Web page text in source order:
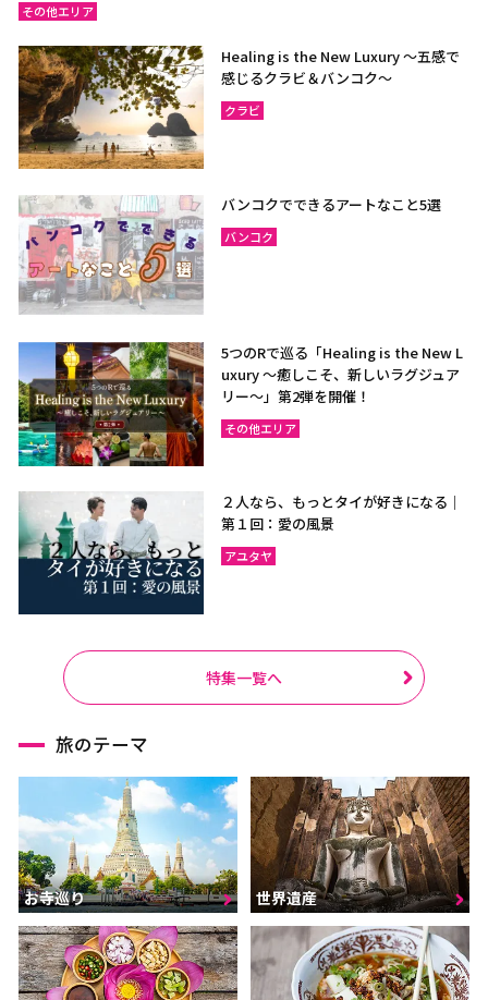
その他エリア
Healing is the New Luxury ～五感で
感じるクラビ＆バンコク～
クラビ
バンコクでできるアートなこと5選
バンコク
5つのRで巡る「Healing is the New L
uxury ～癒しこそ、新しいラグジュア
リー〜」第2弾を開催！
その他エリア
２人なら、もっとタイが好きになる｜
第１回：愛の風景
アユタヤ
特集一覧へ
旅のテーマ
お寺巡り 世界遺産